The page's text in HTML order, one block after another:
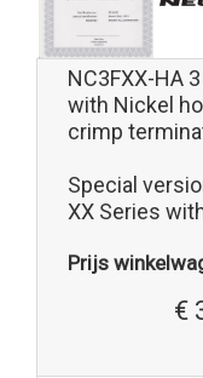
NC3FXX-HA
with Nickel
crimp
Special
XX Series
Prijs
€